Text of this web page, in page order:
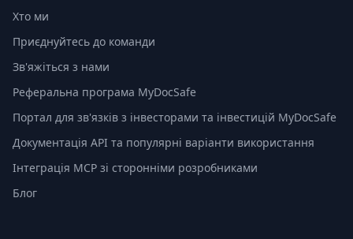
Хто ми
Приєднуйтесь до команди
Зв'яжіться з нами
Реферальна програма MyDocSafe
Портал для зв'язків з інвесторами та інвестицій MyDocSafe
Документація API та популярні варіанти використання
Інтеграція MCP зі сторонніми розробниками
Блог